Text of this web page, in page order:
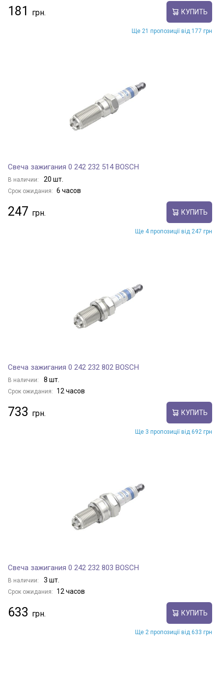
181 КУПИТЬ
Ще 21 пропозиції від 177 грн
Свеча зажигания 0 242 232 514 BOSCH
В наличии: 20 шт.
Срок ожидания: 6 часов
247 КУПИТЬ
Ще 4 пропозиції від 247 грн
Свеча зажигания 0 242 232 802 BOSCH
В наличии: 8 шт.
Срок ожидания: 12 часов
733 КУПИТЬ
Ще 3 пропозиції від 692 грн
Свеча зажигания 0 242 232 803 BOSCH
В наличии: 3 шт.
Срок ожидания: 12 часов
633 КУПИТЬ
Ще 2 пропозиції від 633 грн